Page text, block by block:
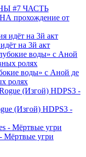
#7 ЧАСТЬ
от
на 3й акт
воды» с Аной де
ролях
(Изгой) HDPS3 -
Мёртвые угри